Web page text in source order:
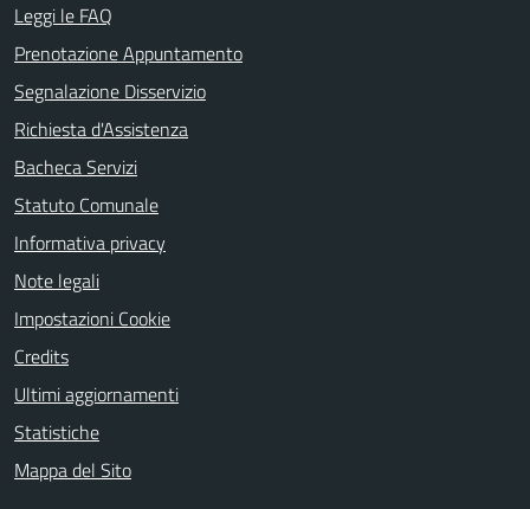
Leggi le FAQ
Prenotazione Appuntamento
Segnalazione Disservizio
Richiesta d'Assistenza
Bacheca Servizi
Statuto Comunale
Informativa privacy
Note legali
Impostazioni Cookie
Credits
Ultimi aggiornamenti
Statistiche
Mappa del Sito